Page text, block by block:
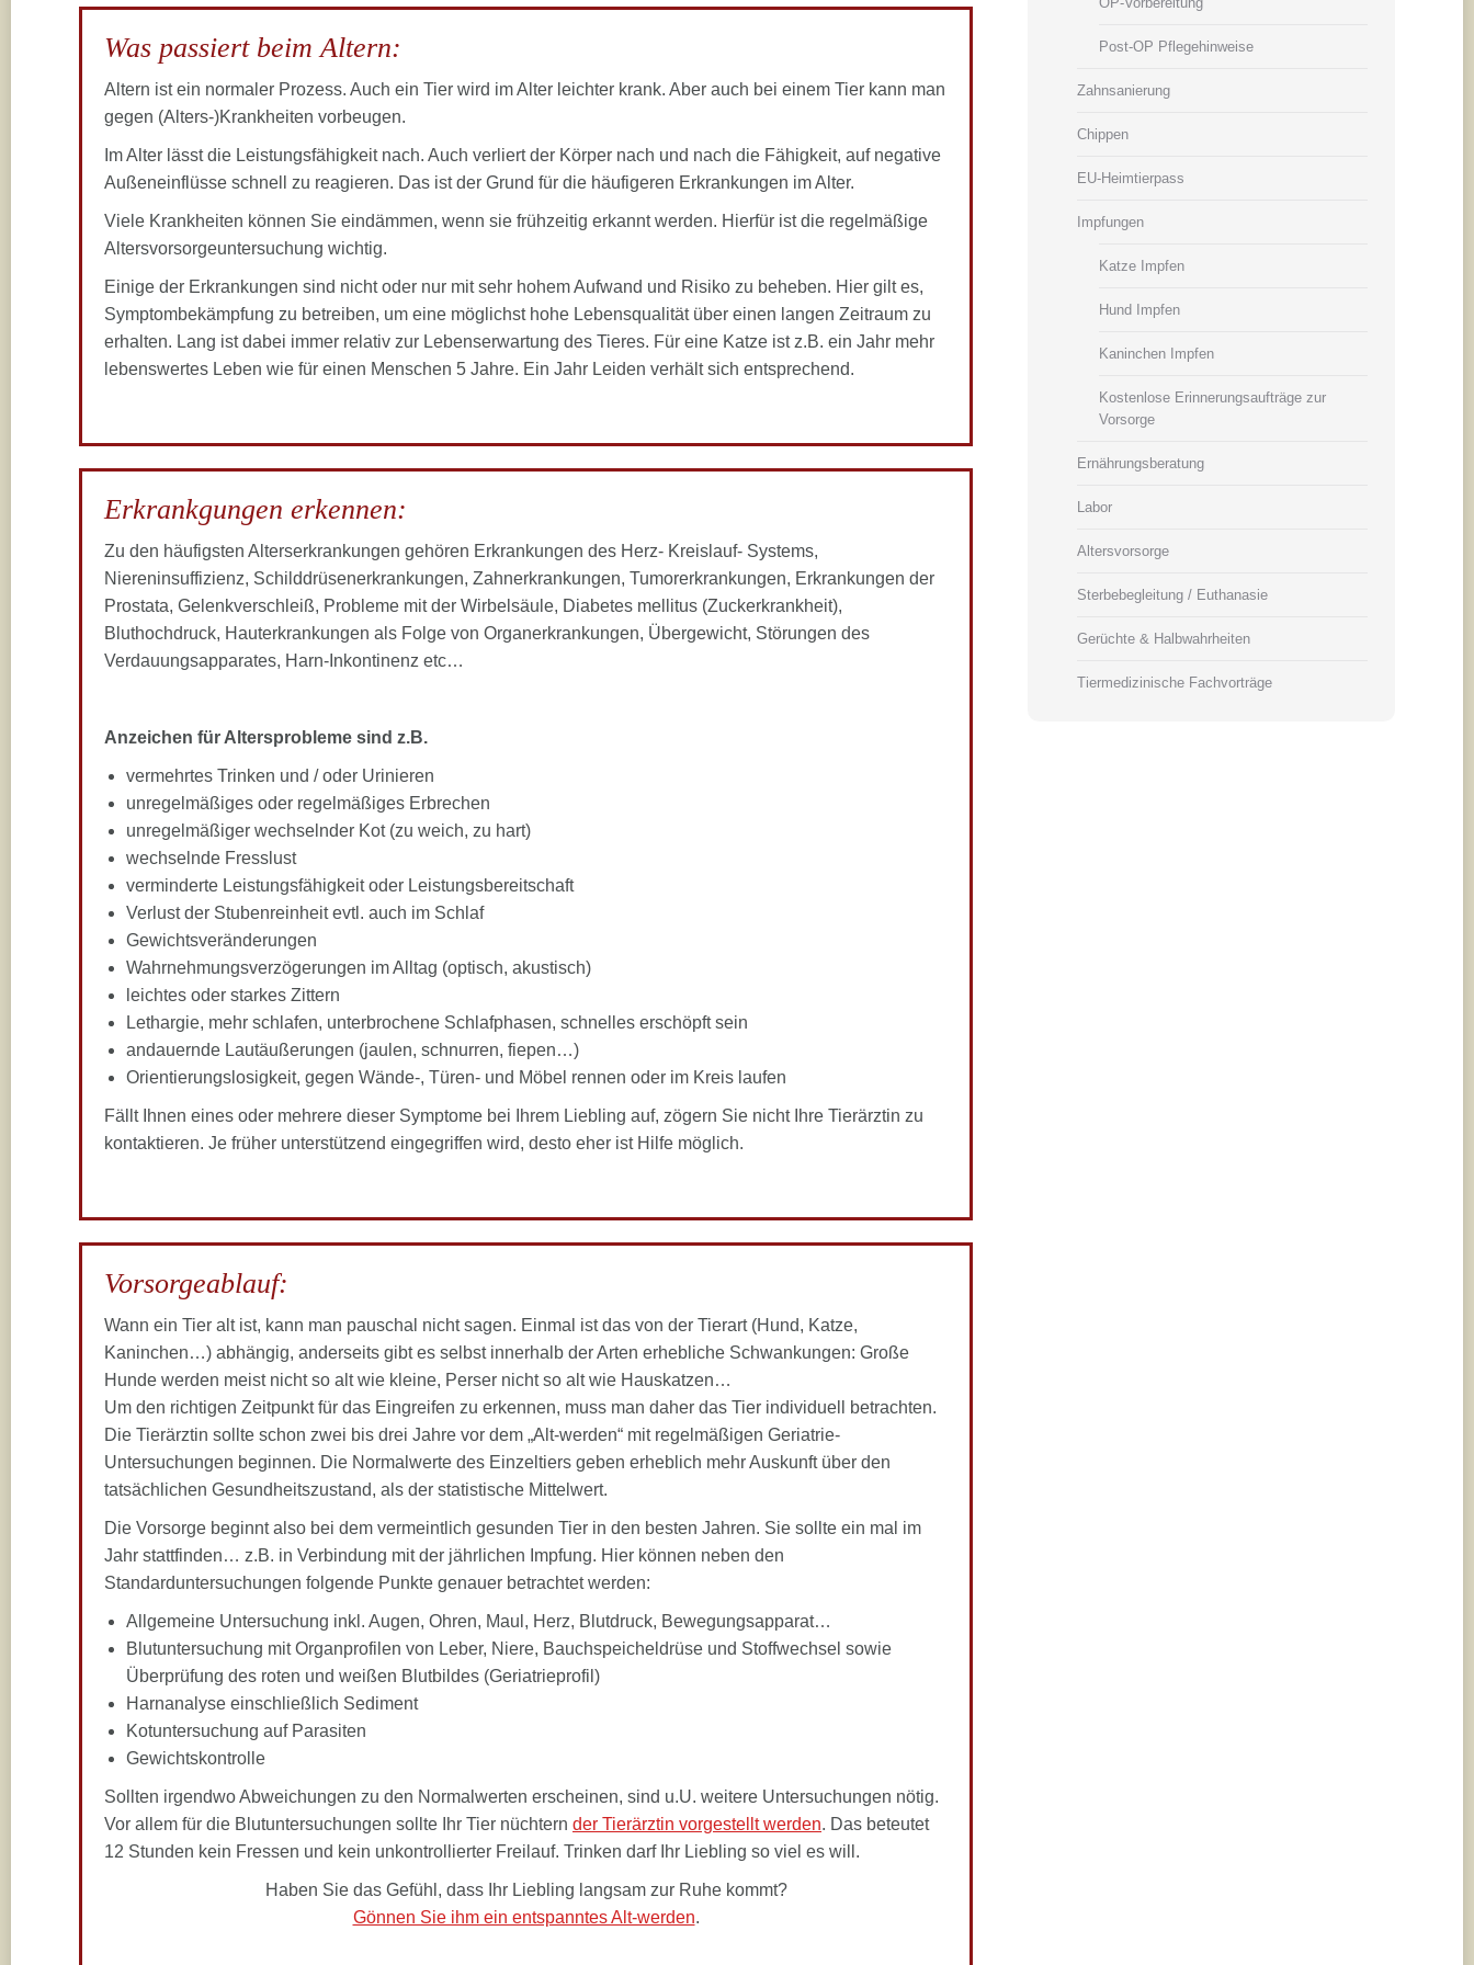
Was passiert beim Altern:
Altern ist ein normaler Prozess. Auch ein Tier wird im Alter leichter krank. Aber auch bei einem Tier kann man
gegen (Alters-)Krankheiten vorbeugen.
Im Alter lässt die Leistungsfähigkeit nach. Auch verliert der Körper nach und nach die Fähigkeit, auf negative
Außeneinflüsse schnell zu reagieren. Das ist der Grund für die häufigeren Erkrankungen im Alter.
Viele Krankheiten können Sie eindämmen, wenn sie frühzeitig erkannt werden. Hierfür ist die regelmäßige
Altersvorsorgeuntersuchung wichtig.
Einige der Erkrankungen sind nicht oder nur mit sehr hohem Aufwand und Risiko zu beheben. Hier gilt es,
Symptombekämpfung zu betreiben, um eine möglichst hohe Lebensqualität über einen langen Zeitraum zu
erhalten. Lang ist dabei immer relativ zur Lebenserwartung des Tieres. Für eine Katze ist z.B. ein Jahr mehr
lebenswertes Leben wie für einen Menschen 5 Jahre. Ein Jahr Leiden verhält sich entsprechend.
Erkrankgungen erkennen:
Zu den häufigsten Alterserkrankungen gehören Erkrankungen des Herz- Kreislauf- Systems,
Niereninsuffizienz, Schilddrüsenerkrankungen, Zahnerkrankungen, Tumorerkrankungen, Erkrankungen der
Prostata, Gelenkverschleiß, Probleme mit der Wirbelsäule, Diabetes mellitus (Zuckerkrankheit),
Bluthochdruck, Hauterkrankungen als Folge von Organerkrankungen, Übergewicht, Störungen des
Verdauungsapparates, Harn-Inkontinenz etc…
Anzeichen für Altersprobleme sind z.B.
vermehrtes Trinken und / oder Urinieren
unregelmäßiges oder regelmäßiges Erbrechen
unregelmäßiger wechselnder Kot (zu weich, zu hart)
wechselnde Fresslust
verminderte Leistungsfähigkeit oder Leistungsbereitschaft
Verlust der Stubenreinheit evtl. auch im Schlaf
Gewichtsveränderungen
Wahrnehmungsverzögerungen im Alltag (optisch, akustisch)
leichtes oder starkes Zittern
Lethargie, mehr schlafen, unterbrochene Schlafphasen, schnelles erschöpft sein
andauernde Lautäußerungen (jaulen, schnurren, fiepen…)
Orientierungslosigkeit, gegen Wände-, Türen- und Möbel rennen oder im Kreis laufen
Fällt Ihnen eines oder mehrere dieser Symptome bei Ihrem Liebling auf, zögern Sie nicht Ihre Tierärztin zu
kontaktieren. Je früher unterstützend eingegriffen wird, desto eher ist Hilfe möglich.
Vorsorgeablauf:
Wann ein Tier alt ist, kann man pauschal nicht sagen. Einmal ist das von der Tierart (Hund, Katze,
Kaninchen…) abhängig, anderseits gibt es selbst innerhalb der Arten erhebliche Schwankungen: Große
Hunde werden meist nicht so alt wie kleine, Perser nicht so alt wie Hauskatzen…
Um den richtigen Zeitpunkt für das Eingreifen zu erkennen, muss man daher das Tier individuell betrachten.
Die Tierärztin sollte schon zwei bis drei Jahre vor dem „Alt-werden“ mit regelmäßigen Geriatrie-
Untersuchungen beginnen. Die Normalwerte des Einzeltiers geben erheblich mehr Auskunft über den
tatsächlichen Gesundheitszustand, als der statistische Mittelwert.
Die Vorsorge beginnt also bei dem vermeintlich gesunden Tier in den besten Jahren. Sie sollte ein mal im
Jahr stattfinden… z.B. in Verbindung mit der jährlichen Impfung. Hier können neben den
Standarduntersuchungen folgende Punkte genauer betrachtet werden:
Allgemeine Untersuchung inkl. Augen, Ohren, Maul, Herz, Blutdruck, Bewegungsapparat…
Blutuntersuchung mit Organprofilen von Leber, Niere, Bauchspeicheldrüse und Stoffwechsel sowie
Überprüfung des roten und weißen Blutbildes (Geriatrieprofil)
Harnanalyse einschließlich Sediment
Kotuntersuchung auf Parasiten
Gewichtskontrolle
Sollten irgendwo Abweichungen zu den Normalwerten erscheinen, sind u.U. weitere Untersuchungen nötig.
Vor allem für die Blutuntersuchungen sollte Ihr Tier nüchtern der Tierärztin vorgestellt werden. Das beteutet
12 Stunden kein Fressen und kein unkontrollierter Freilauf. Trinken darf Ihr Liebling so viel es will.
Haben Sie das Gefühl, dass Ihr Liebling langsam zur Ruhe kommt?
Gönnen Sie ihm ein entspanntes Alt-werden.
Post-OP Pflegehinweise
Zahnsanierung
Chippen
EU-Heimtierpass
Impfungen
Katze Impfen
Hund Impfen
Kaninchen Impfen
Kostenlose Erinnerungsaufträge zur
Vorsorge
Ernährungsberatung
Labor
Altersvorsorge
Sterbebegleitung / Euthanasie
Gerüchte & Halbwahrheiten
Tiermedizinische Fachvorträge